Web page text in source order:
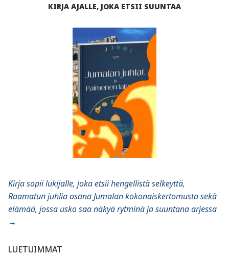
KIRJA AJALLE, JOKA ETSII SUUNTAA
Kirja sopii lukijalle, joka etsii hengellistä selkeyttä,
Raamatun juhlia osana Jumalan kokonaiskertomusta sekä
elämää, jossa usko saa näkyä rytminä ja suuntana arjessa
→
LUETUIMMAT